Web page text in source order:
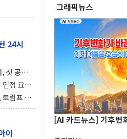
24시
첫 공개
선 과제"
인정 요
에 좌초
럼프 연
만달러 챙
이
그래픽뉴스
[AI 카드뉴스] 기후변